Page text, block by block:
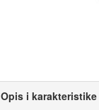
Opis i karakteristike